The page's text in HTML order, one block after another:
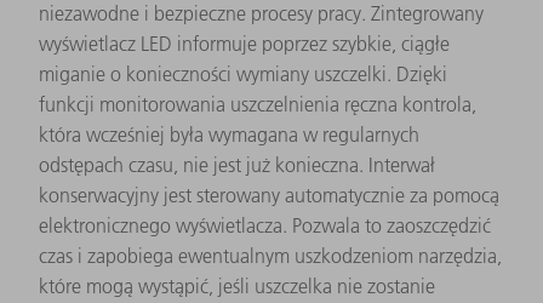
niezawodne i bezpieczne procesy pracy. Zintegrowany
wyświetlacz LED informuje poprzez szybkie, ciągłe
miganie o konieczności wymiany uszczelki. Dzięki
funkcji monitorowania uszczelnienia ręczna kontrola,
która wcześniej była wymagana w regularnych
odstępach czasu, nie jest już konieczna. Interwał
konserwacyjny jest sterowany automatycznie za pomocą
elektronicznego wyświetlacza. Pozwala to zaoszczędzić
czas i zapobiega ewentualnym uszkodzeniom narzędzia,
które mogą wystąpić, jeśli uszczelka nie zostanie